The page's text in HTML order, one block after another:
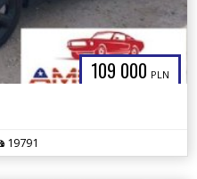
109 000 PLN
19791